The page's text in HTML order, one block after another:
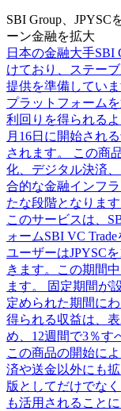
SBI Group、JPYSC
ーン金融を拡大
日本の金融大手SBI
けており、ステー
提供を準備してい
プラットフォーム
利回りを得られる
月16日に開始され
されます。 この商
化、デジタル決済
合的な金融インフ
たな段階となりま
このサービスは、
ォームSBI VC
ユーザーはJPYSC
きます。この期間
ます。 固定期間が
定められた期間に
得られる収益は、
め、12週間で3％す
この商品の開始に
済や送金以外にも
版としてだけでな
も活用されること